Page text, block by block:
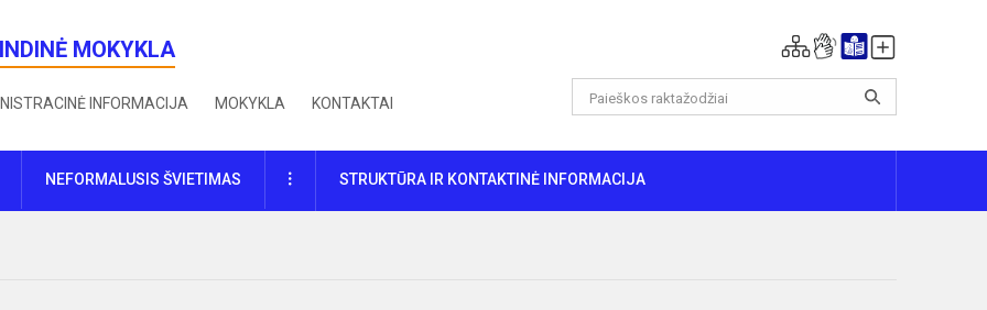
MOKYKLA
INFORMACIJA MOKYKLA KONTAKTAI
NEFORMALUSIS ŠVIETIMAS DAUGIAUSTRUKTŪRA IR KONTAKTINĖ INFORMACIJA